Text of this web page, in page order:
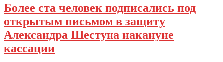
Более ста человек подписались под
открытым письмом в защиту
Александра Шестуна накануне
кассации